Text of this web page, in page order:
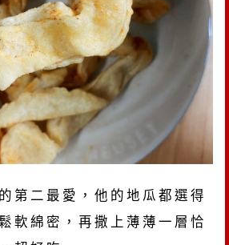
第二最愛，他的地瓜都選得
軟綿密，再撒上薄薄一層恰